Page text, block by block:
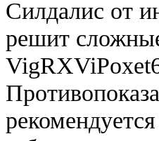
Силдалис от
решит